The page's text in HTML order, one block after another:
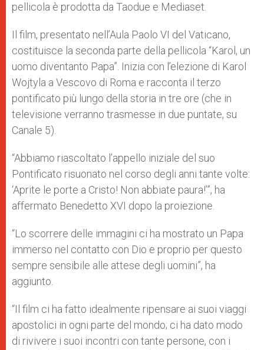
pellicola è prodotta da Taodue e Mediaset.
Il film, presentato nell’Aula Paolo VI del Vaticano,
costituisce la seconda parte della pellicola “Karol, un
uomo diventanto Papa”. Inizia con l’elezione di Karol
Wojtyla a Vescovo di Roma e racconta il terzo
pontificato più lungo della storia in tre ore (che in
televisione verranno trasmesse in due puntate, su
Canale 5).
“Abbiamo riascoltato l’appello iniziale del suo
Pontificato risuonato nel corso degli anni tante volte:
‘Aprite le porte a Cristo! Non abbiate paura!’”, ha
affermato Benedetto XVI dopo la proiezione.
“Lo scorrere delle immagini ci ha mostrato un Papa
immerso nel contatto con Dio e proprio per questo
sempre sensibile alle attese degli uomini”, ha
aggiunto.
“Il film ci ha fatto idealmente ripensare ai suoi viaggi
apostolici in ogni parte del mondo; ci ha dato modo
di rivivere i suoi incontri con tante persone, con i